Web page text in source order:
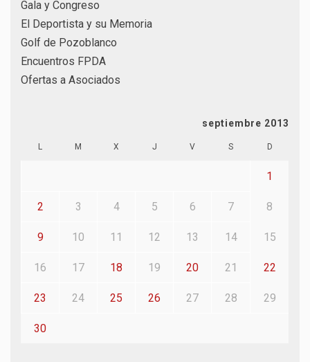
Gala y Congreso
El Deportista y su Memoria
Golf de Pozoblanco
Encuentros FPDA
Ofertas a Asociados
septiembre 2013
L M X J V S D
1
2 3 4 5 6 7 8
9 10 11 12 13 14 15
16 17 18 19 20 21 22
23 24 25 26 27 28 29
30